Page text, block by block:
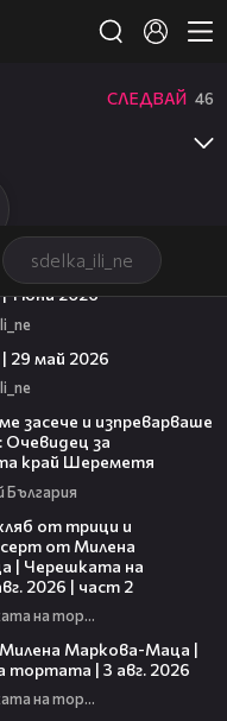
sdelka_ili_ne
СЛЕДВАЙ 46
1 юни 2026
29 май 2026
засече и изпреварваше
Очевидец за
край Шереметя
България
от трици и
от Милена
| Черешката на
2026 | част 2
Черешката на тортата
Маркова-Маца |
тортата | 3 авг. 2026
Черешката на тортата